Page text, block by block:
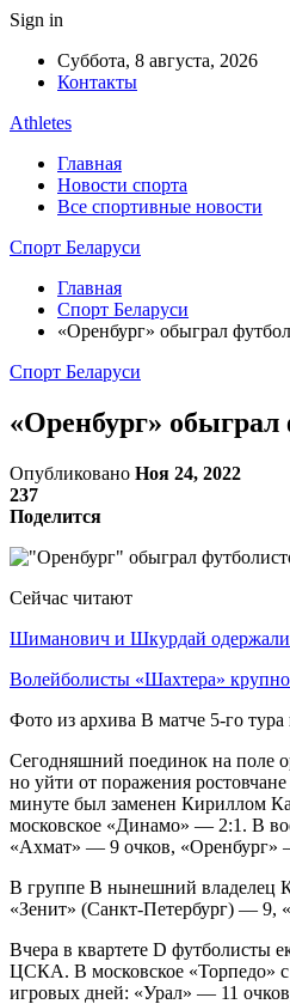
Sign in
Суббота, 8 августа, 2026
Контакты
Athletes
Главная
Новости спорта
Все спортивные новости
Спорт Беларуси
Главная
Спорт Беларуси
«Оренбург» обыграл
Спорт Беларуси
«Оренбург»
Опубликовано Ноя 24, 2022
237
Поделится
Сейчас читают
Шиманович и Шкурдай одержали
Волейболисты «Шахтера»
Фото из архива В матче 5-го
Сегодняшний поединок на поле
но уйти от поражения
минуте был заменен Кириллом
московское «Динамо» — 2:1. В
«Ахмат» — 9 очков,
В группе В нынешний владелец
«Зенит» (Санкт-Петербург) —
Вчера в квартете D футболисты
ЦСКА. В московское «Торпедо»
игровых дней: «Урал» — 11